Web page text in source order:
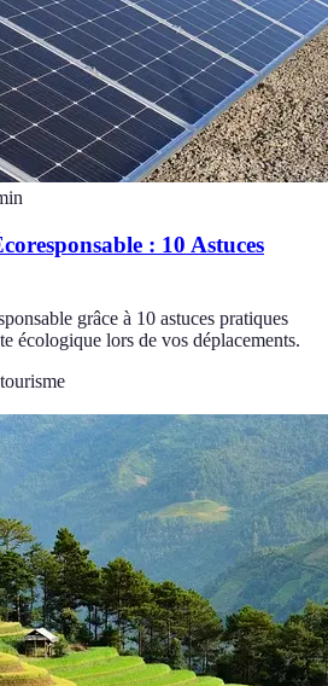
: 10 Astuces
grâce à 10 astuces pratiques
écologique lors de vos déplacements.